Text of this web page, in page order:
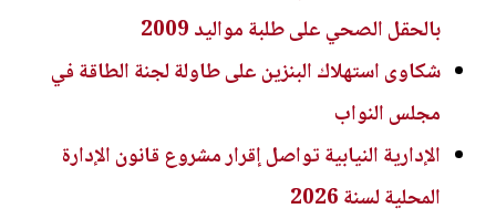
بالحقل الصحي على طلبة مواليد 2009
شكاوى استهلاك البنزين على طاولة لجنة الطاقة في
مجلس النواب
الإدارية النيابية تواصل إقرار مشروع قانون الإدارة
المحلية لسنة 2026